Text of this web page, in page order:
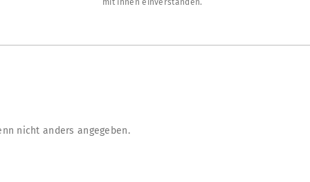
mit ihnen einverstanden.
nicht anders angegeben.